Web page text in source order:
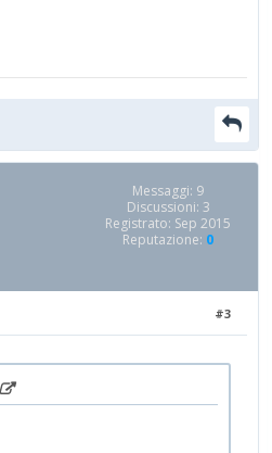
Messaggi: 9
Discussioni: 3
Registrato: Sep 2015
Reputazione: 0
#3